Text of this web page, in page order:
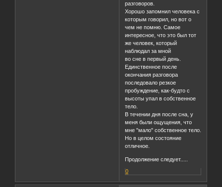
разговоров.
Хорошо запомнил человека с
которым говорил, но вот о
чем не помню. Самое
интересное, что это был тот
же человек, который
наблюдал за мной
во сне в первый день.
Единственное после
окончания разговора
последовало резкое
пробуждение, как-будто с
высоты упал в собственное
тело.
В течении дня после сна, у
меня были ощущения, что
мне "мало" собственное тело.
Но в целом состояние
отличное.
Продолжение следует.....
0